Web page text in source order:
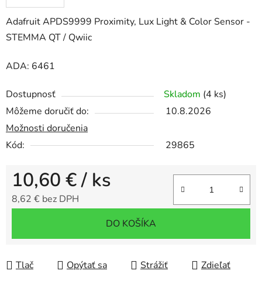
Adafruit APDS9999 Proximity, Lux Light & Color Sensor -
STEMMA QT / Qwiic
ADA: 6461
Dostupnosť Skladom (4 ks)
Môžeme doručiť do:
10.8.2026
Možnosti doručenia
Kód:
29865
10,60 €/ ks
8,62 € bez DPH
DO KOŠÍKA
Tlač Opýtať sa Strážiť Zdieľať